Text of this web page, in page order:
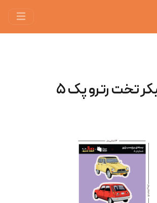
تخت رترو پک ۵